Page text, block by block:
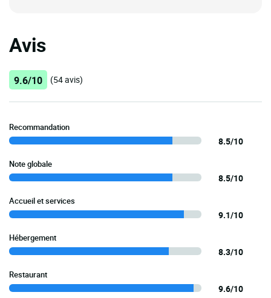
Avis
9.6/10 (54 avis)
Recommandation
8.5/10
Note globale
8.5/10
Accueil et services
9.1/10
Hébergement
8.3/10
Restaurant
9.6/10